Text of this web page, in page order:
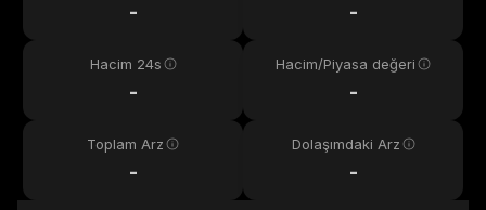
- -
Hacim 24s
-
Hacim/Piyasa değeri
-
Toplam Arz
-
Dolaşımdaki Arz
-